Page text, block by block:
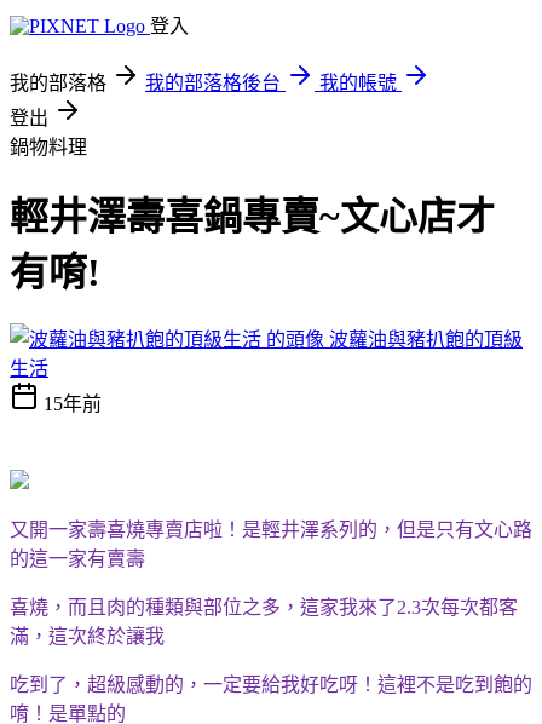
登入
我的部落格 我的部落格後台
我的帳號
登出
鍋物料理
輕井澤壽喜鍋專賣~文心店才
有唷!
波蘿油與豬扒飽的頂級
生活
15年前
又開一家壽喜燒專賣店啦！是輕井澤系列的，但是只有文心路
的這一家有賣壽
喜燒，而且肉的種類與部位之多，這家我來了2.3次每次都客
滿，這次終於讓我
吃到了，超級感動的，一定要給我好吃呀！這裡不是吃到飽的
唷！是單點的